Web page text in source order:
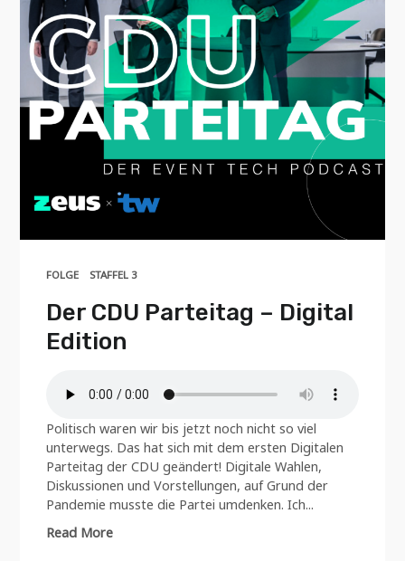
FOLGE STAFFEL 3
Der CDU Parteitag – Digital
Edition
Politisch waren wir bis jetzt noch nicht so viel
unterwegs. Das hat sich mit dem ersten Digitalen
Parteitag der CDU geändert! Digitale Wahlen,
Diskussionen und Vorstellungen, auf Grund der
Pandemie musste die Partei umdenken. Ich...
Read More